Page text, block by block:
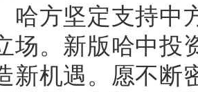
哈方坚定支持中
场。新版哈中投
新机遇。愿不断